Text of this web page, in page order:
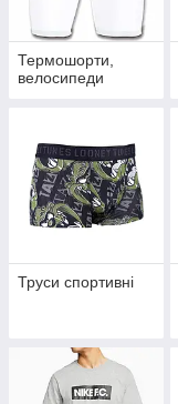
Термошорти,
велосипеди
Труси спортивні